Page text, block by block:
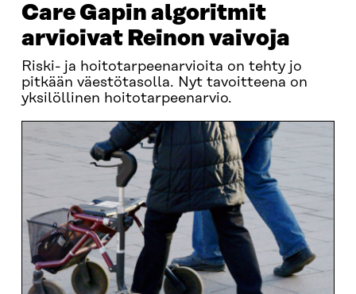
Care Gapin algoritmit
arvioivat Reinon vaivoja
Riski- ja hoitotarpeenarvioita on tehty jo
pitkään väestötasolla. Nyt tavoitteena on
yksilöllinen hoitotarpeenarvio.